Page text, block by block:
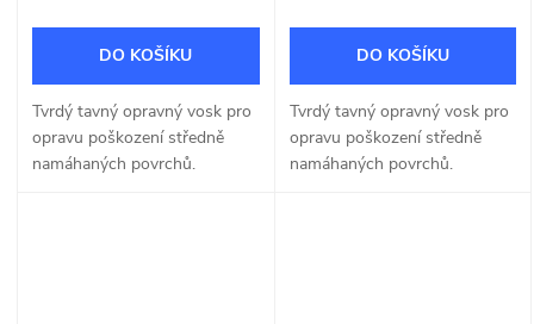
DO KOŠÍKU
Tvrdý tavný opravný vosk pro
opravu poškození středně
namáhaných povrchů.
DO KOŠÍKU
Tvrdý tavný opravný vosk pro
opravu poškození středně
namáhaných povrchů.